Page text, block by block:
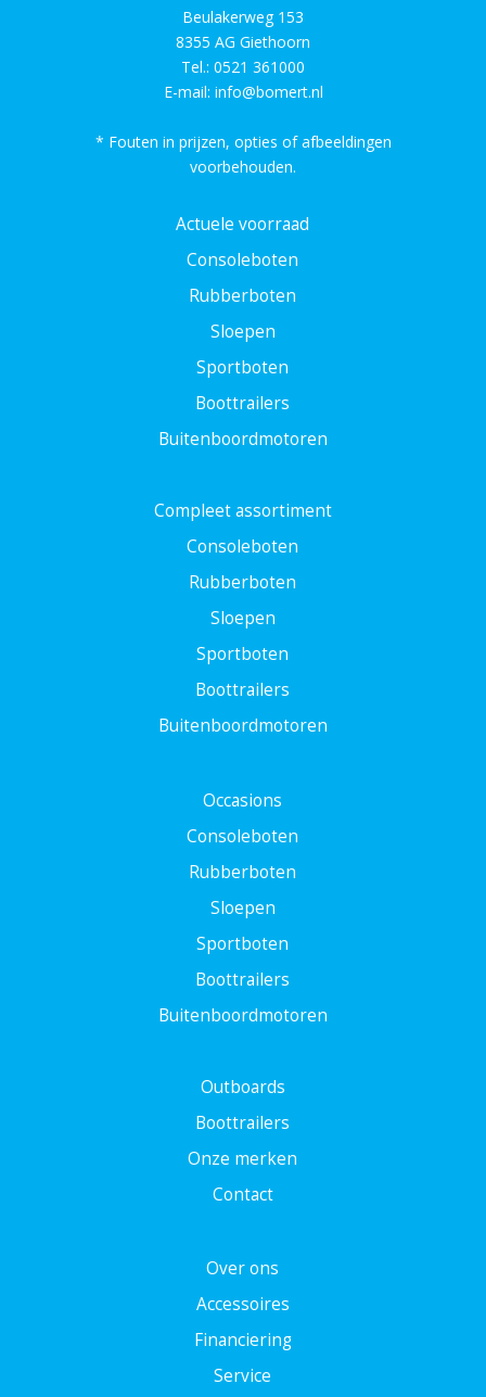
Beulakerweg 153
8355 AG Giethoorn
Tel.: 0521 361000
E-mail: info@bomert.nl
* Fouten in prijzen, opties of afbeeldingen
voorbehouden.
Actuele voorraad
Consoleboten
Rubberboten
Sloepen
Sportboten
Boottrailers
Buitenboordmotoren
Compleet assortiment
Consoleboten
Rubberboten
Sloepen
Sportboten
Boottrailers
Buitenboordmotoren
Occasions
Consoleboten
Rubberboten
Sloepen
Sportboten
Boottrailers
Buitenboordmotoren
Outboards
Boottrailers
Onze merken
Contact
Over ons
Accessoires
Financiering
Service